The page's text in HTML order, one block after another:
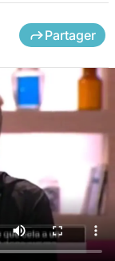
Partager